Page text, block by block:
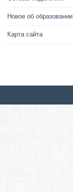
Новое об образовании
Карта сайта